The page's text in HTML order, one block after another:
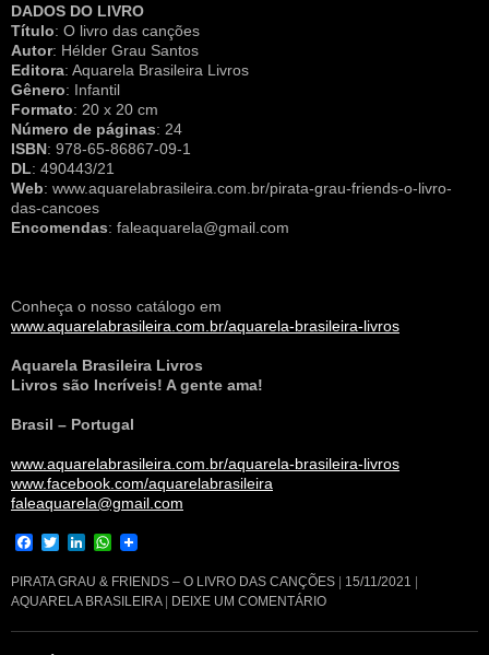
DADOS DO LIVRO
Título: O livro das canções
Autor: Hélder Grau Santos
Editora: Aquarela Brasileira Livros
Gênero: Infantil
Formato: 20 x 20 cm
Número de páginas: 24
ISBN: 978-65-86867-09-1
DL: 490443/21
Web: www.aquarelabrasileira.com.br/pirata-grau-friends-o-livro-
das-cancoes
Encomendas: faleaquarela@gmail.com
Conheça o nosso catálogo em
www.aquarelabrasileira.com.br/aquarela-brasileira-livros
Aquarela Brasileira Livros
Livros são Incríveis! A gente ama!
Brasil – Portugal
www.aquarelabrasileira.com.br/aquarela-brasileira-livros
www.facebook.com/aquarelabrasileira
faleaquarela@gmail.com
F
c
e
b
o
i
t
t
e
n
k
e
d
W
a
t
s
A
PIRATA GRAU & FRIENDS – O LIVRO DAS CANÇÕES
15/11/2021
AQUARELA BRASILEIRA
DEIXE UM COMENTÁRIO